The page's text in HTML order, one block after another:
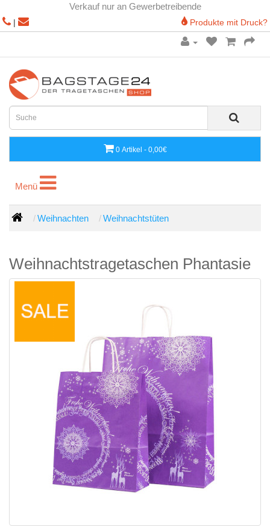
Verkauf nur an Gewerbetreibende
| Produkte mit Druck?
0 Artikel - 0,00€
Menü
Menü
Weihnachten Weihnachtstüten
Weihnachtstragetaschen Phantasie